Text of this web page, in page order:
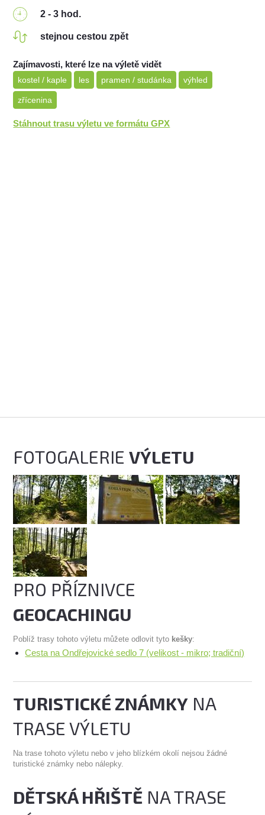
2 - 3 hod.
stejnou cestou zpět
Zajímavosti, které lze na výletě vidět
kostel / kaple les pramen / studánka výhled
zřícenina
Stáhnout trasu výletu ve formátu GPX
FOTOGALERIEVÝLETU
PRO PŘÍZNIVCE
GEOCACHINGU
Poblíž trasy tohoto výletu můžete odlovit tyto kešky:
Cesta na Ondřejovické sedlo 7 (velikost - mikro; tradiční)
TURISTICKÉ ZNÁMKY NA
TRASE VÝLETU
Na trase tohoto výletu nebo v jeho blízkém okolí nejsou žádné
turistické známky nebo nálepky.
DĚTSKÁ HŘIŠTĚ NA TRASE